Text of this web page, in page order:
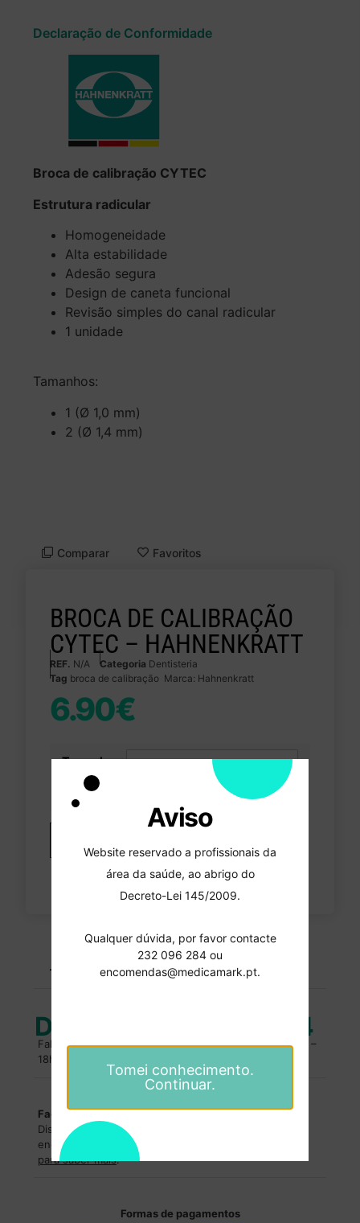
Declaração de Conformidade
Broca de calibração CYTEC
Estrutura radicular
Homogeneidade
Alta estabilidade
Adesão segura
Design de caneta funcional
Revisão simples do canal radicular
1 unidade
Tamanhos:
1 (Ø 1,0 mm)
2 (Ø 1,4 mm)
Comparar Favoritos
BROCA DE CALIBRAÇÃO
CYTEC – HAHNENKRATT
REF. N/A Categoria Dentisteria
Tag broca de calibração Marca: Hahnenkratt
6.90€
Tamanho
PORTES GRATUITOS
encomendas superiores a 100 euros
Duvidas? 232 096 284
Fale com um especialista. Entre em contacto, das 10h –
18h.
Facilidades de pagamentos
Dispomos de facilidades de pagamentos para
encomendas superiores a
para saber mais.
Formas de pagamentos
Aviso
Website reservado a profissionais da
área da saúde, ao abrigo do
Decreto-Lei 145/2009.
Qualquer dúvida, por favor contacte
232 096 284 ou
encomendas@medicamark.pt.
Tomei conhecimento.
Continuar.